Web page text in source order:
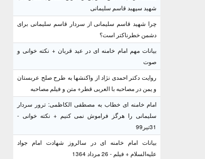
شهید سپهبد قاسم سلیمانی
چرا شهید قاسم سلیمانی از سردار قاسم سلیمانی برای
دشمن خطرناکتر است؟
بیانات مهم امام خامنه ای در عید قربان + نکته خوانی و
صوت
روایت دکتر احمدی نژاد از واکنشها به طرح صلح عربستان
و یمن در مصاحبه با العربی قطر+ متن و فیلم مصاحبه
امام خامنه ای خطاب به مصطفی الکاظمی: ترور سردار
سلیمانی را هرگز فراموش نمی کنیم + نکته خوانی -
31تیر99
بیانات امام خامنه ای در سالروز شهادت امام جواد
علیه‌السلام + فیلم - 26 مرداد 1364